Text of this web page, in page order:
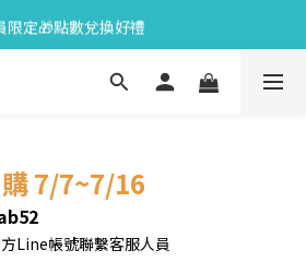
限定🎁點數兌換好禮
限定🎁點數兌換好禮
市🫧變色牙膏加碼送好禮
7/7~7/16
Line帳號聯繫客服人員